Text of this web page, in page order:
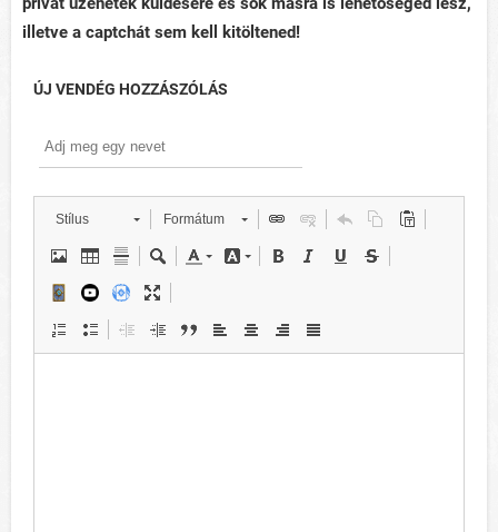
illetve a captchát sem kell kitöltened!
ÚJ VENDÉG HOZZÁSZÓLÁS
Stílus Formátum